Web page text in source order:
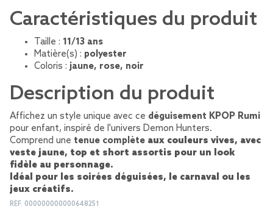
Caractéristiques du produit
Taille : 11/13 ans
Matière(s) : polyester
Coloris : jaune, rose, noir
Description du produit
Affichez un style unique avec ce déguisement KPOP Rumi
pour enfant, inspiré de l'univers Demon Hunters.
Comprend une tenue complète aux couleurs vives, avec
veste jaune, top et short assortis pour un look
fidèle au personnage.
Idéal pour les soirées déguisées, le carnaval ou les
jeux créatifs.
REF. 000000000000648251